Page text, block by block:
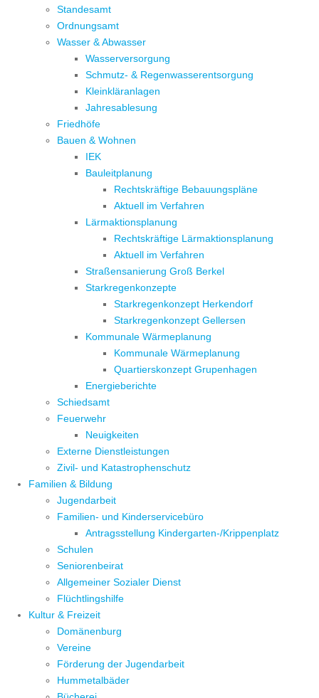
Standesamt
Ordnungsamt
Wasser & Abwasser
Wasserversorgung
Schmutz- & Regenwasserentsorgung
Kleinkläranlagen
Jahresablesung
Friedhöfe
Bauen & Wohnen
IEK
Bauleitplanung
Rechtskräftige Bebauungspläne
Aktuell im Verfahren
Lärmaktionsplanung
Rechtskräftige Lärmaktionsplanung
Aktuell im Verfahren
Straßensanierung Groß Berkel
Starkregenkonzepte
Starkregenkonzept Herkendorf
Starkregenkonzept Gellersen
Kommunale Wärmeplanung
Kommunale Wärmeplanung
Quartierskonzept Grupenhagen
Energieberichte
Schiedsamt
Feuerwehr
Neuigkeiten
Externe Dienstleistungen
Zivil- und Katastrophenschutz
Familien & Bildung
Jugendarbeit
Familien- und Kinderservicebüro
Antragsstellung Kindergarten-/Krippenplatz
Schulen
Seniorenbeirat
Allgemeiner Sozialer Dienst
Flüchtlingshilfe
Kultur & Freizeit
Domänenburg
Vereine
Förderung der Jugendarbeit
Hummetalbäder